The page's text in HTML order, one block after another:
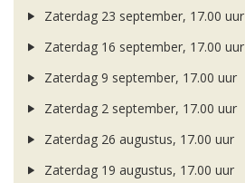
Zaterdag 23 september, 17.00 uur
Zaterdag 16 september, 17.00 uur
Zaterdag 9 september, 17.00 uur
Zaterdag 2 september, 17.00 uur
Zaterdag 26 augustus, 17.00 uur
Zaterdag 19 augustus, 17.00 uur